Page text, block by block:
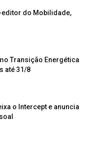
editor do Mobilidade,
Transição Energética
até 31/8
o Intercept e anuncia